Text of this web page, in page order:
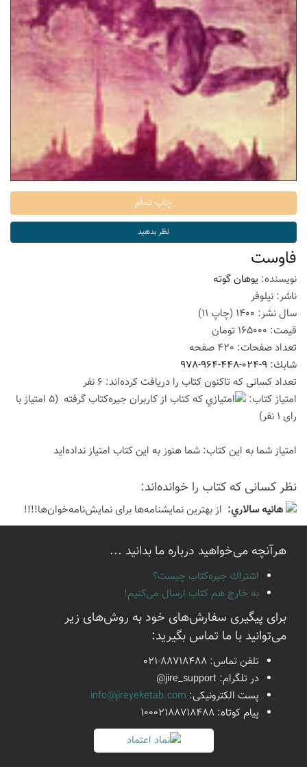
فاوست
نویسنده: یوهان گوته
ناشر: نیلوفر
سال نشر: 1400 (چاپ 11
)
قیمت: 165000 تومان
تعداد صفحات: 420 صفحه
شابك: 978-964-448-024-9
تعداد كسانی كه تاكنون كتاب را دریافت كرده‌اند: 6 نفر
امتیاز كتاب:
(5 امتیاز با
رای 1 نفر)
امتیاز شما به این كتاب: شما هنوز به این كتاب امتیاز نداده‌اید
نظر كسانی كه كتاب را خوانده‌اند:
هانيه سالاري: از بهترین نمایشنامه‌ها برای نمایش‌نامه‌خوان‌ها!!!!
هرآنچه می‌خواهید درباره ما بدانید ...
اشتراك جيره‌كتاب چيست؟
به خارج هم كتاب ارسال می‌كنیم!
برای پیگیری سفارش‌های خود به روش‌های زیر
می‌توانید با ما تماس بگیرید:
تلفن تماس: 021-88718488
در تلگرام: @jire_support
پست الكترونیكی: info@jireyeketab.com
پیام كوتاه: 10002188718488